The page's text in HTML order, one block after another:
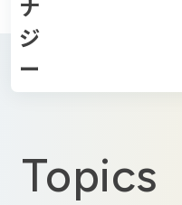
Topics